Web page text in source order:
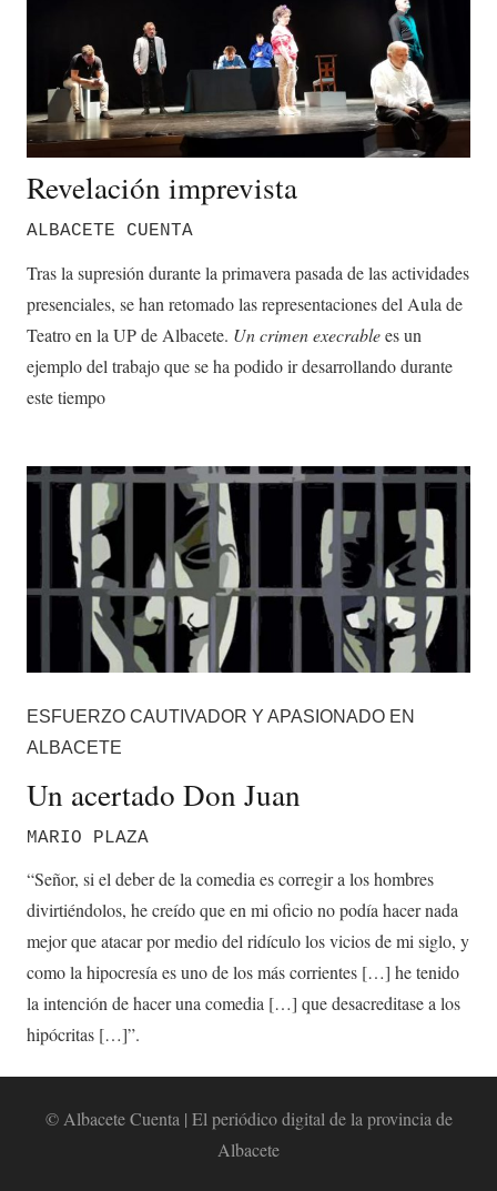
Revelación imprevista
ALBACETE CUENTA
Tras la supresión durante la primavera pasada de las actividades
presenciales, se han retomado las representaciones del Aula de
Teatro en la UP de Albacete. Un crimen execrablees un
ejemplo del trabajo que se ha podido ir desarrollando durante
este tiempo
ESFUERZO CAUTIVADOR Y APASIONADO EN
ALBACETE
Un acertado Don Juan
MARIO PLAZA
“Señor, si el deber de la comedia es corregir a los hombres
divirtiéndolos, he creído que en mi oficio no podía hacer nada
mejor que atacar por medio del ridículo los vicios de mi siglo, y
como la hipocresía es uno de los más corrientes […] he tenido
la intención de hacer una comedia […] que desacreditase a los
hipócritas […]”.
© Albacete Cuenta | El periódico digital de la provincia de
Albacete